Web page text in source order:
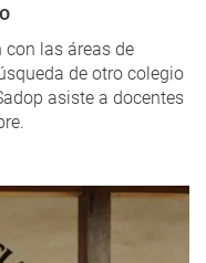
las áreas de
de otro colegio
asiste a docentes